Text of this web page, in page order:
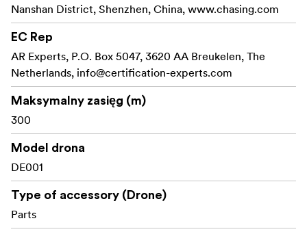
Nanshan District, Shenzhen, China, www.chasing.com
EC Rep
AR Experts, P.O. Box 5047, 3620 AA Breukelen, The
Netherlands, info@certification-experts.com
Maksymalny zasięg (m)
300
Model drona
DE001
Type of accessory (Drone)
Parts